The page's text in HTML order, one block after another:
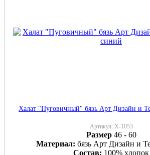
Халат "Пуговичный" бязь Арт Дизайн и
Артикул: Х-1053
Размер 46 - 60
Материал: бязь Арт Дизайн и
Состав: 100% хлопок